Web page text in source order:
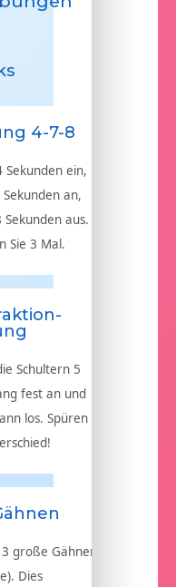
4-7-8
Sekunden ein,
an,
aus.
Sie 3 Mal.
Schultern 5
fest an und
los. Spüren
große Gähner
Dies